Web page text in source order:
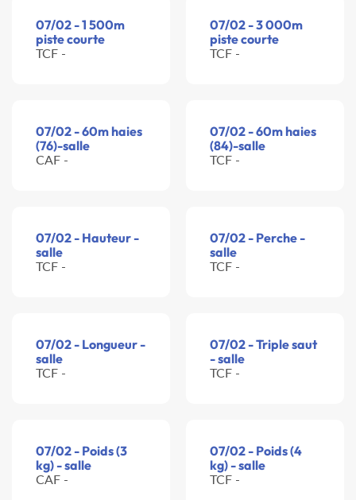
07/02 - 1 500m
piste courte
TCF -
07/02 - 3 000m
piste courte
TCF -
07/02 - 60m haies
(76)-salle
CAF -
07/02 - 60m haies
(84)-salle
TCF -
07/02 - Hauteur -
salle
TCF -
07/02 - Perche -
salle
TCF -
07/02 - Longueur -
salle
TCF -
07/02 - Triple saut
- salle
TCF -
07/02 - Poids (3
kg) - salle
CAF -
07/02 - Poids (4
kg) - salle
TCF -